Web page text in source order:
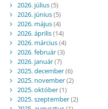
2026. július(5)
2026. június(5)
2026. május(4)
2026. április(14)
2026. március(4)
2026. február(3)
2026. január(7)
2025. december(6)
2025. november(2)
2025. október(1)
2025. szeptember(2)